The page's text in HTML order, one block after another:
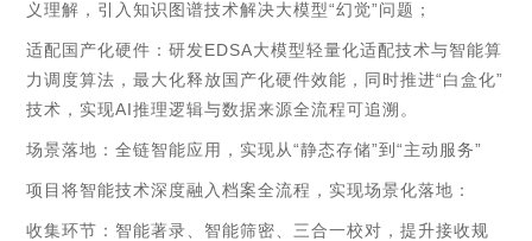
义理解，引入知识图谱技术解决大模型“幻觉”问题；
适配国产化硬件：研发EDSA大模型轻量化适配技术与智能算
力调度算法，最大化释放国产化硬件效能，同时推进“白盒化”
技术，实现AI推理逻辑与数据来源全流程可追溯。
场景落地：全链智能应用，实现从“静态存储”到“主动服务”
项目将智能技术深度融入档案全流程，实现场景化落地：
收集环节：智能著录、智能筛密、三合一校对，提升接收规